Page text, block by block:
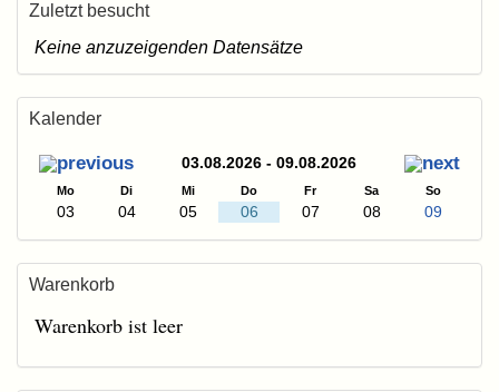
Zuletzt besucht
Keine anzuzeigenden Datensätze
Kalender
03.08.2026 - 09.08.2026
Mo Di Mi Do Fr Sa So
03 04 05 06 07 08 09
Warenkorb
Warenkorb ist leer